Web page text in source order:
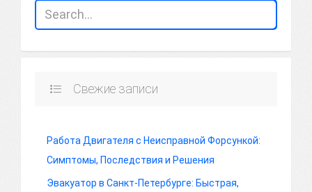
Свежие записи
Работа Двигателя с Неисправной Форсункой:
Симптомы, Последствия и Решения
Эвакуатор в Санкт-Петербурге: Быстрая,